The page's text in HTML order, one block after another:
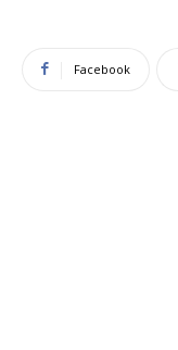
Facebook